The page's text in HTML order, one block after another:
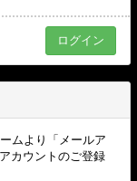
ムより「メールア
カウントのご登録